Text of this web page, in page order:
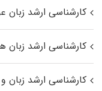
کارشناسی ارشد زبان
کارشناسی ارشد زبان‌
کارشناسی ارشد زبان و